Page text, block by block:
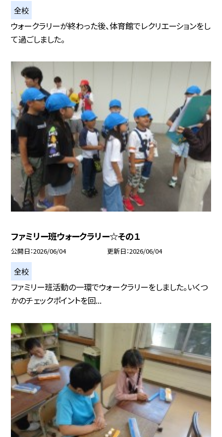
全校
ウォークラリーが終わった後、体育館でレクリエーションをし
て過ごしました。
ファミリー班ウォークラリー☆その１
公開日 2026/06/04 更新日 2026/06/04
全校
ファミリー班活動の一環でウォークラリーをしました。いくつ
かのチェックポイントを回...